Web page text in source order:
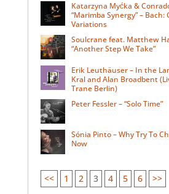
Katarzyna Myćka &
“Marimba Synergy” – Bach:
Variations
Soulcrane feat. Matthew
“Another Step We Take”
Erik Leuthäuser – In the
Kral and Alan Broadbent
Trane Berlin)
Peter Fessler – “Solo Time”
Sónia Pinto – Why Try To
Now
<< 1 2 3 4 5 6 >>